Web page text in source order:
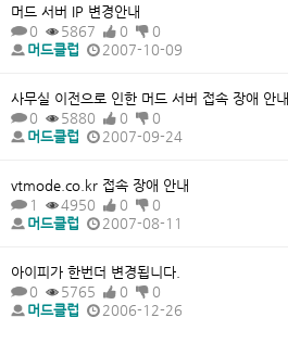
머드 서버 IP 변경안내
0
5867 0
0
머드클럽
2007-10-09
사무실 이전으로 인한 머드 서버 접속 장애 안내
0
5880 0
0
머드클럽
2007-09-24
vtmode.co.kr 접속 장애 안내
1
4950 0
0
머드클럽
2007-08-11
아이피가 한번더 변경됩니다.
0
5765 0
0
머드클럽
2006-12-26